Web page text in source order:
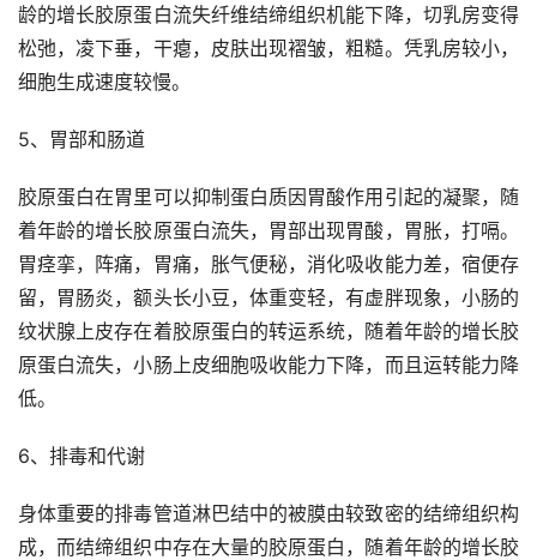
龄的增长胶原蛋白流失纤维结缔组织机能下降，切乳房变得
松弛，凌下垂，干瘪，皮肤出现褶皱，粗糙。凭乳房较小，
细胞生成速度较慢。
5、胃部和肠道
胶原蛋白在胃里可以抑制蛋白质因胃酸作用引起的凝聚，随
着年龄的增长胶原蛋白流失，胃部出现胃酸，胃胀，打嗝。
胃痉挛，阵痛，胃痛，胀气便秘，消化吸收能力差，宿便存
留，胃肠炎，额头长小豆，体重变轻，有虚胖现象，小肠的
纹状腺上皮存在着胶原蛋白的转运系统，随着年龄的增长胶
原蛋白流失，小肠上皮细胞吸收能力下降，而且运转能力降
低。
6、排毒和代谢
身体重要的排毒管道淋巴结中的被膜由较致密的结缔组织构
成，而结缔组织中存在大量的胶原蛋白，随着年龄的增长胶